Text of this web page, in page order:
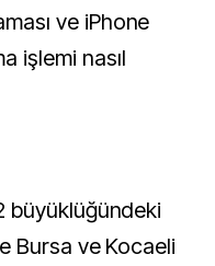
ve iPhone
işlemi nasıl
büyüklüğündeki
Bursa ve Kocaeli